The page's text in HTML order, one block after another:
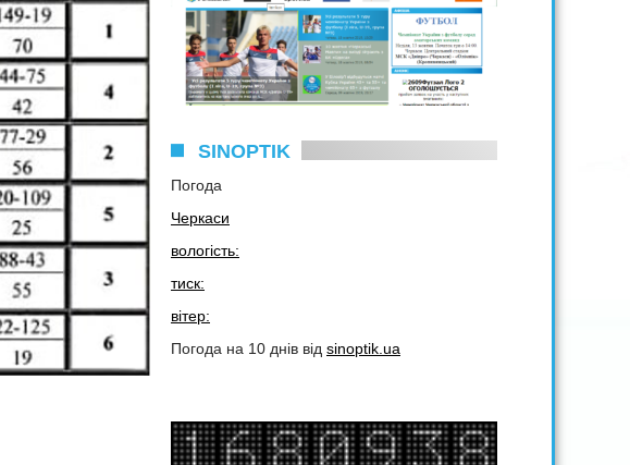
SINOPTIK
Погода
Черкаси
вологість:
тиск:
вітер:
Погода на 10 днів від sinoptik.ua